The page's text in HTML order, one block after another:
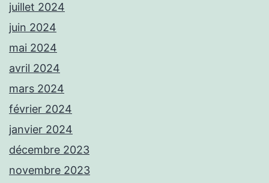
juillet 2024
juin 2024
mai 2024
avril 2024
mars 2024
février 2024
janvier 2024
décembre 2023
novembre 2023